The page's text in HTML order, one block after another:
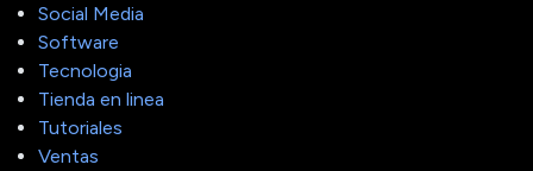
Social Media
Software
Tecnologia
Tienda en linea
Tutoriales
Ventas